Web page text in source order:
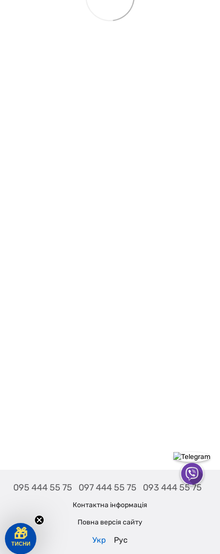
095 444 55 75 097 444 55 75 093 444 55 75
Контактна інформація
Повна версія сайту
Укр Рус
🎁
ТИСНИ